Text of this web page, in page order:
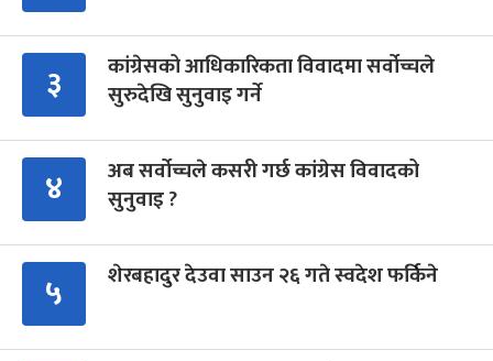
३
कांग्रेसको आधिकारिकता विवादमा सर्वोच्चले
सुरुदेखि सुनुवाइ गर्ने
४
अब सर्वोच्चले कसरी गर्छ कांग्रेस विवादको
सुनुवाइ ?
५ शेरबहादुर देउवा साउन २६ गते स्वदेश फर्किने